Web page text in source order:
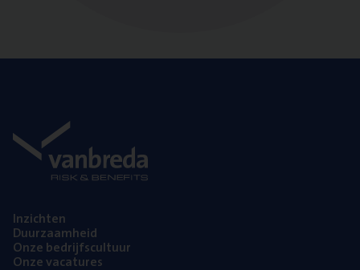
Inzich­ten
Duur­zaam­heid
Onze bedrijfs­cul­tuur
Onze vaca­tu­res